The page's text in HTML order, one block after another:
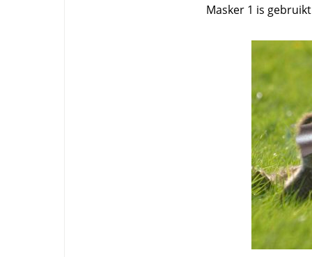
Masker 1 is